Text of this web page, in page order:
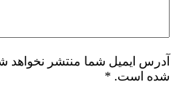
آدرس ایمیل شما منتشر
شده است. *